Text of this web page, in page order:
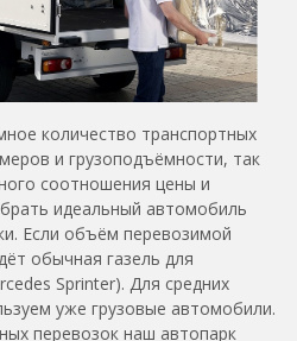
количество транспортных
и грузоподъёмности, так
соотношения цены и
идеальный автомобиль
Если объём перевозимой
обычная газель для
Sprinter). Для средних
уже грузовые автомобили.
перевозок наш автопарк